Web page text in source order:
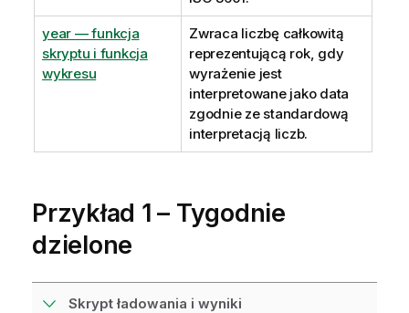
year — funkcja
skryptu i funkcja
wykresu
Zwraca liczbę całkowitą
reprezentującą rok, gdy
wyrażenie jest
interpretowane jako data
zgodnie ze standardową
interpretacją liczb.
Przykład 1 – Tygodnie
dzielone
Skrypt ładowania i wyniki